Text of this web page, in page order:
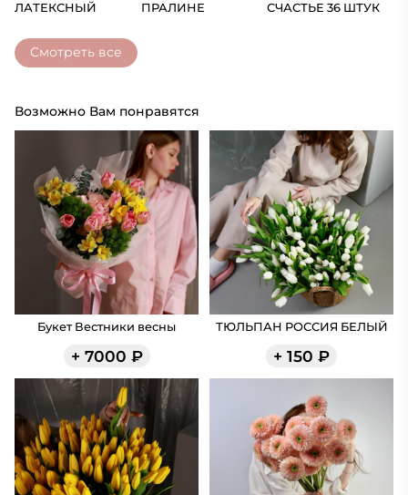
ЛАТЕКСНЫЙ
ПРАЛИНЕ
СЧАСТЬЕ 36 ШТУК
Смотреть все
Возможно Вам понравятся
Букет Вестники весны
+ 7000 ₽
ТЮЛЬПАН РОССИЯ БЕЛЫЙ
+ 150 ₽